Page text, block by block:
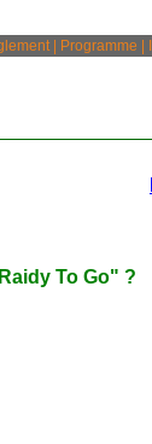
| Programme
To Go" ?